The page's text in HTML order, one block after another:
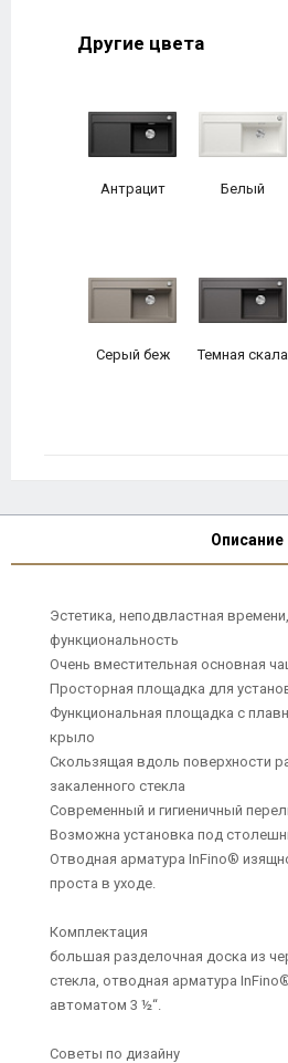
Другие цвета
Антрацит Белый
Серый беж Темная скала
Описание
Эстетика, неподвластная
функциональность
Очень вместительная основная
Просторная площадка для
Функциональная площадка с
крыло
Скользящая вдоль поверхности
закаленного стекла
Современный и гигиеничный
Возможна установка под
Отводная арматура InFino®
проста в уходе.
Комплектация
большая разделочная доска из
стекла, отводная арматура
автоматом 3 ½“.
Советы по дизайну